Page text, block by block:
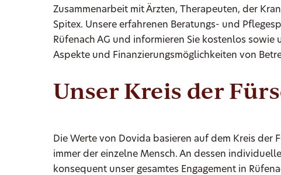
Zusammenarbeit mit Ärzten, Therapeuten, der
Spitex. Unsere erfahrenen Beratungs- und
Rüfenach AG und informieren Sie kostenlos sowie
Aspekte und Finanzierungsmöglichkeiten von
Unser Kreis der
Die Werte von Dovida basieren auf dem Kreis der
immer der einzelne Mensch. An dessen
konsequent unser gesamtes Engagement in